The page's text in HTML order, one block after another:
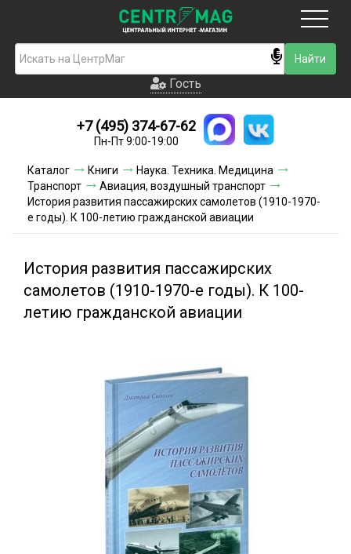
Гость
Новинки
Условия доставки
Условия оплаты
Акции и скидки
Гость
+7 (495) 374-67-62
Пн-Пт 9:00-19:00
Каталог Книги
Наука. Техника. Медицина
Транспорт
Авиация, воздушный транспорт
История развития пассажирских самолетов (1910-1970-
е годы). К 100-летию гражданской авиации
История развития пассажирских
самолетов (1910-1970-е годы). К 100-
летию гражданской авиации